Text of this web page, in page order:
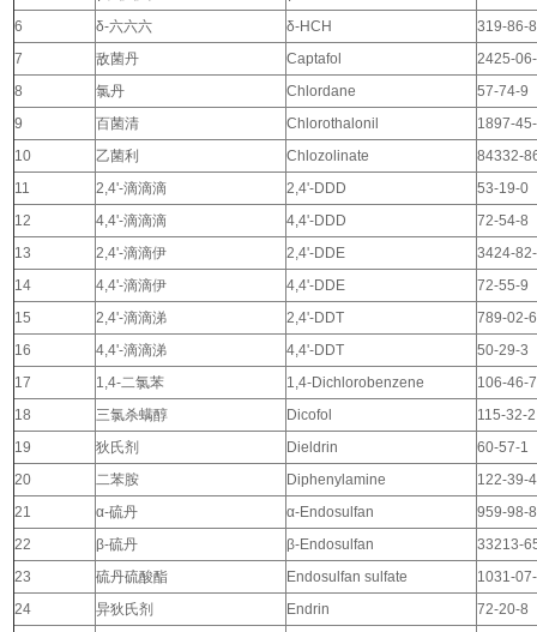
6
δ-六六六 δ-HCH
319-86-8
7
敌菌丹 Captafol
2425-
8
氯丹 Chlordane
57-74-9
9
百菌清 Chlorothalonil
1897-
10
乙菌利 Chlozolinate
84332-
11
2,4'-滴滴滴 2,4'-DDD
53-19-0
12
4,4'-滴滴滴 4,4'-DDD
72-54-8
13
2,4'-滴滴伊 2,4'-DDE
3424-
14
4,4'-滴滴伊 4,4'-DDE
72-55-9
15
2,4'-滴滴涕 2,4'-DDT
789-02-6
16
4,4'-滴滴涕 4,4'-DDT
50-29-3
17
1,4-二氯苯 1,4-Dichlorobenzene
106-46-7
18
三氯杀螨醇 Dicofol
115-32-2
19
狄氏剂 Dieldrin
60-57-1
20
二苯胺 Diphenylamine
122-39-4
21
α-硫丹 α-Endosulfan
959-98-8
22
β-硫丹 β-Endosulfan
33213-
23
硫丹硫酸酯 Endosulfan sulfate
1031-
24
异狄氏剂 Endrin
72-20-8